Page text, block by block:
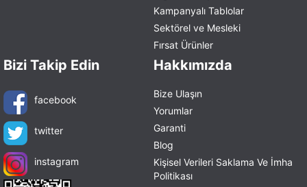
Kampanyalı Tablolar
Sektörel ve Mesleki
Fırsat Ürünler
Bizi Takip Edin
facebook
twitter
instagram
Hakkımızda
Bize Ulaşın
Yorumlar
Garanti
Blog
Kişisel Verileri Saklama Ve İmha
Politikası